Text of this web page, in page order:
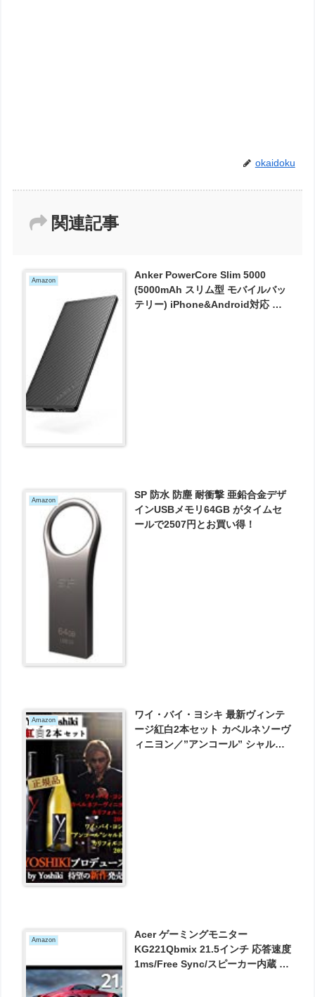
okaidoku
関連記事
Amazon
Anker PowerCore Slim 5000
(5000mAh スリム型 モバイルバッ
テリー) iPhone&Android対応 レ
Amazon
SP 防水 防塵 耐衝撃 亜鉛合金デザ
インUSBメモリ64GB がタイムセ
ールで2507円とお買い得！
Amazon
ワイ・バイ・ヨシキ 最新ヴィンテ
ージ紅白2本セット カベルネソーヴ
ィニヨン／”アンコール” シャルド
Amazon
Acer ゲーミングモニター
KG221Qbmix 21.5インチ 応答速度
1ms/Free Sync/スピーカー内蔵 が